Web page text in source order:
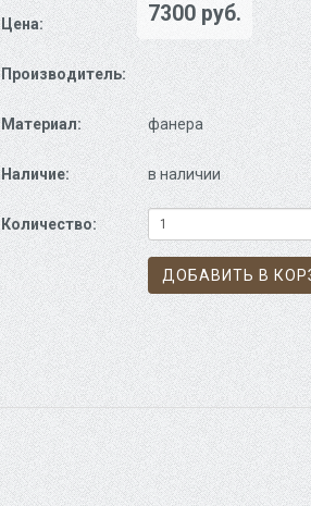
Цена: 7300 руб.
Производитель:
Материал: фанера
Наличие: в наличии
Количество:
ДОБАВИТЬ В